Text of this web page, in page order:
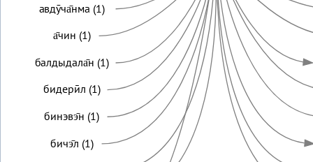
авдӯча̄нма (1)
а̄чин (1)
балдыдала̄н (1)
бидерӣл (1)
бинэвэ̄н (1)
бичэ̄л (1)